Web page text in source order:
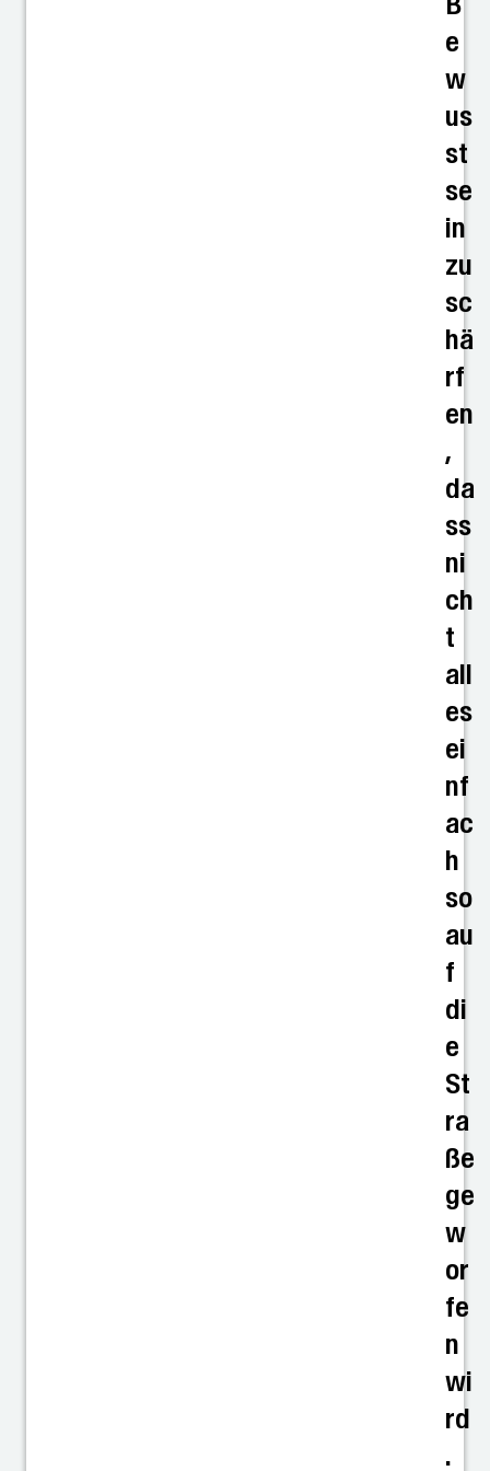
e
w
us
st
se
in
zu
sc
hä
rf
en
,
da
ss
ni
ch
t
all
es
ei
nf
ac
h
so
au
f
di
e
St
ra
ße
ge
w
or
fe
n
wi
rd
.